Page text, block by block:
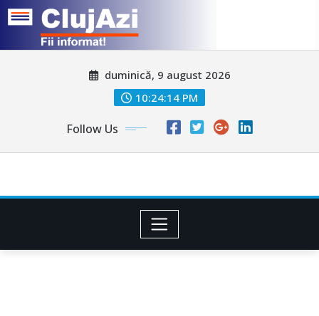
duminică, 9 august 2026
10:24:16 PM
Follow Us